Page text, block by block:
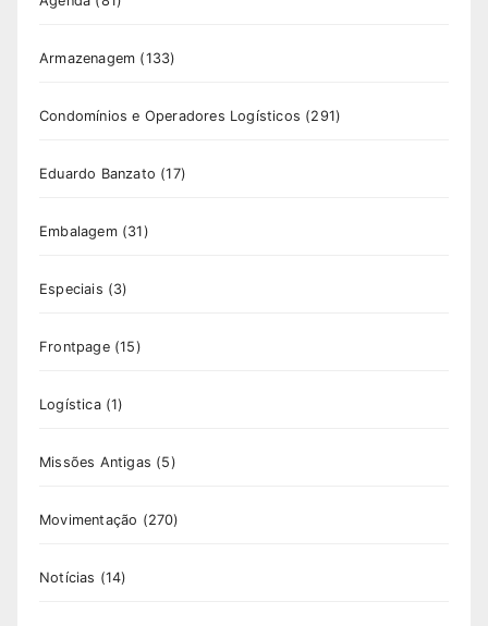
Armazenagem (133)
Condomínios e Operadores Logísticos (291)
Eduardo Banzato (17)
Embalagem(31)
Especiais (3)
Frontpage(15)
Logística(1)
Missões Antigas (5)
Movimentação (270)
Notícias (14)